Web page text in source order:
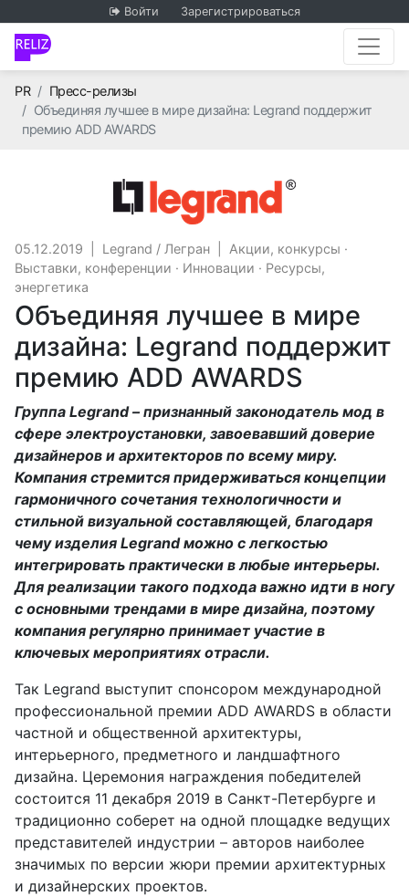
Войти Зарегистрироваться
PRГлавная
Пресс-релизы
Объединяя лучшее в мире дизайна: Legrand поддержит
премию ADD AWARDS
Legrand /
05.12.2019 Legrand / Легран Акции, конкурсы ·
Выставки, конференции · Инновации · Ресурсы,
энергетика
Объединяя лучшее в мире
дизайна: Legrand поддержит
премию ADD AWARDS
Группа Legrand – признанный законодатель мод в
сфере электроустановки, завоевавший доверие
дизайнеров и архитекторов по всему миру.
Компания стремится придерживаться концепции
гармоничного сочетания технологичности и
стильной визуальной составляющей, благодаря
чему изделия Legrand можно с легкостью
интегрировать практически в любые интерьеры.
Для реализации такого подхода важно идти в ногу
с основными трендами в мире дизайна, поэтому
компания регулярно принимает участие в
ключевых мероприятиях отрасли.
Так Legrand выступит спонсором международной
профессиональной премии ADD AWARDS в области
частной и общественной архитектуры,
интерьерного, предметного и ландшафтного
дизайна. Церемония награждения победителей
состоится 11 декабря 2019 в Санкт-Петербурге и
традиционно соберет на одной площадке ведущих
представителей индустрии – авторов наиболее
значимых по версии жюри премии архитектурных
и дизайнерских проектов.